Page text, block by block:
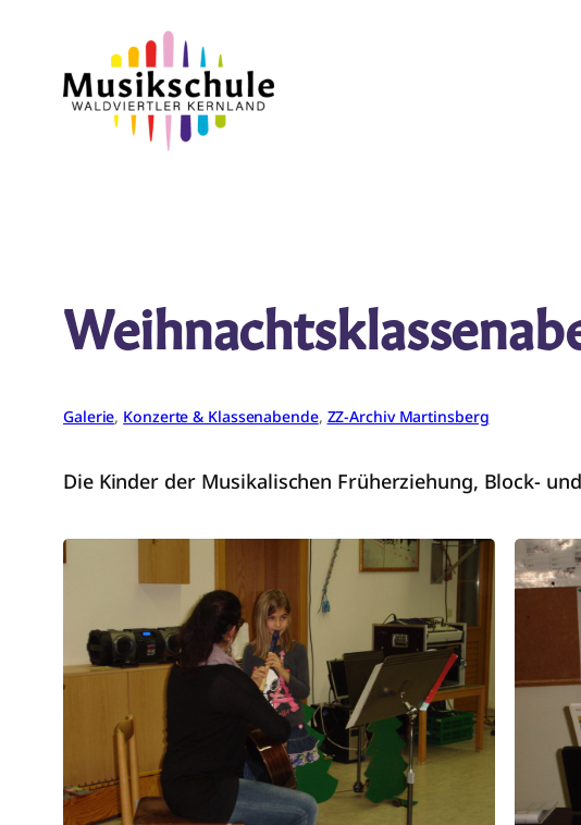
springen
Galerie, Konzerte & Klassenabende, ZZ-Archiv Martinsberg
Die Kinder der Musikalischen Früherziehung, Block-